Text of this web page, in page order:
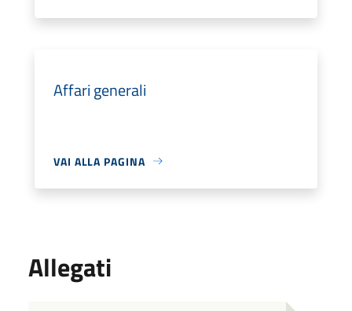
Affari generali
VAI ALLA PAGINA
Allegati